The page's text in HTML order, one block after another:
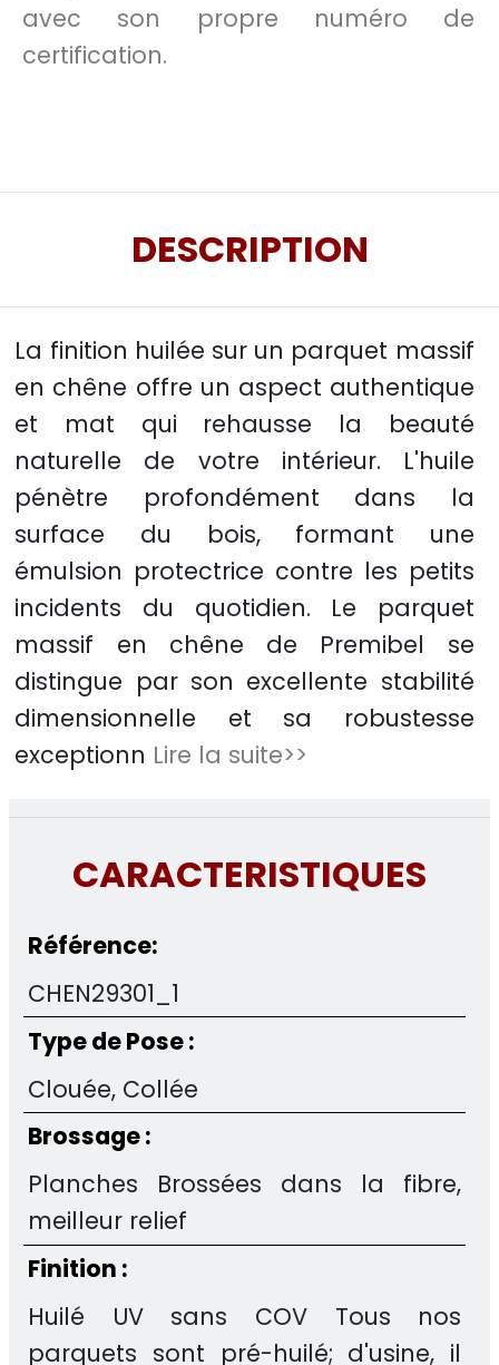
avec son propre numéro de
certification.
DESCRIPTION
La finition huilée sur un parquet massif
en chêne offre un aspect authentique
et mat qui rehausse la beauté
naturelle de votre intérieur. L'huile
pénètre profondément dans la
surface du bois, formant une
émulsion protectrice contre les petits
incidents du quotidien. Le parquet
massif en chêne de Premibel se
distingue par son excellente stabilité
dimensionnelle et sa robustesse
exceptionn Lire la suite>>
CARACTERISTIQUES
Référence:
CHEN29301_1
Type de Pose :
Clouée, Collée
Brossage :
Planches Brossées dans la fibre,
meilleur relief
Finition :
Huilé UV sans COV Tous nos
parquets sont pré-huilé; d'usine, il